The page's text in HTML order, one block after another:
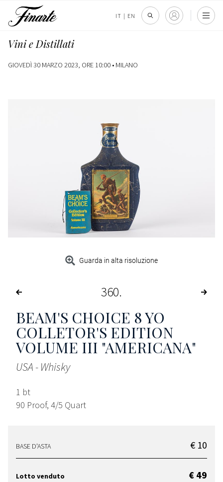
IT | EN
Vini e Distillati
GIOVEDÌ 30 MARZO 2023, ORE 10:00 • MILANO
Guarda in alta risoluzione
360
BEAM'S CHOICE 8 YO
COLLETOR'S EDITION
VOLUME III "AMERICANA"
USA - Whisky
1 bt
90 Proof, 4/5 Quart
BASE D'ASTA € 10
Lotto venduto € 49